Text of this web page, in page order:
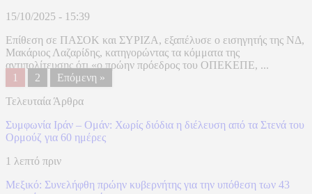
15/10/2025 - 15:39
Επίθεση σε ΠΑΣΟΚ και ΣΥΡΙΖΑ, εξαπέλυσε ο εισηγητής της ΝΔ,
Μακάριος Λαζαρίδης, κατηγορώντας τα κόμματα της
αντιπολίτευσης ότι «ο πρώην πρόεδρος του ΟΠΕΚΕΠΕ, ...
1
2
Επόμενη »
Τελευταία Άρθρα
Συμφωνία Ιράν – Ομάν: Χωρίς διόδια η διέλευση από τα Στενά του
Ορμούζ για 60 ημέρες
1 λεπτό πριν
Μεξικό: Συνελήφθη πρώην κυβερνήτης για την υπόθεση των 43